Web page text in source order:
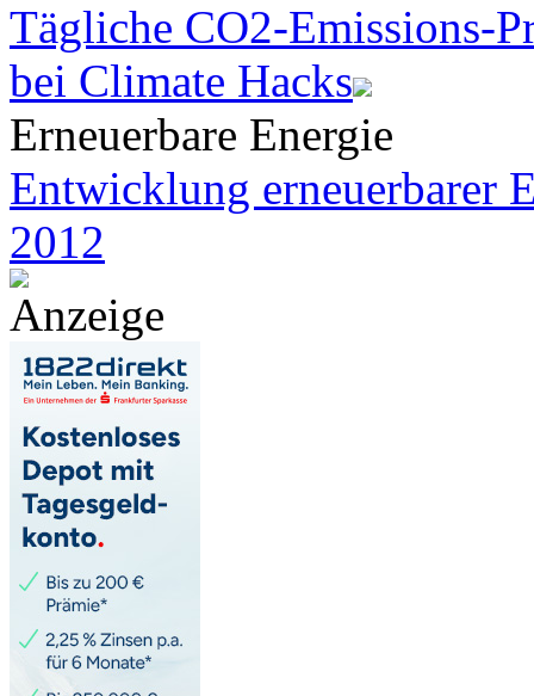
Tägliche CO2-Emissions-
bei Climate Hacks
Erneuerbare Energie
Entwicklung erneuerbarer
2012
Anzeige